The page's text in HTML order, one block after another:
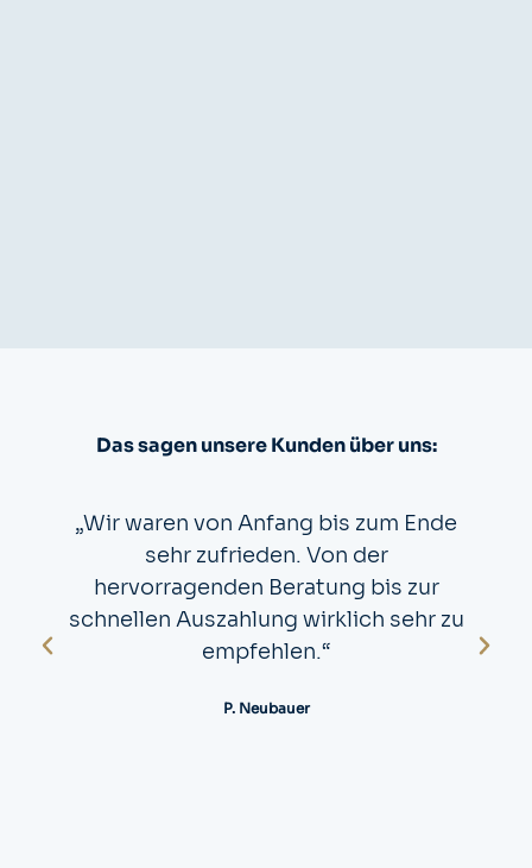
Das sagen unsere Kunden über uns:
„Wir waren von Anfang bis zum Ende
sehr zufrieden. Von der
hervorragenden Beratung bis zur
schnellen Auszahlung wirklich sehr zu
empfehlen.“
P. Neubauer